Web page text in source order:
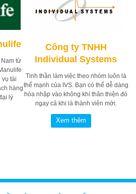
từ
vụ tài
hàng
lý
Công ty TNHH
Individual Systems
Tinh thần làm việc theo nhóm luôn là
thế mạnh của IVS. Bạn có thể dễ dàng
hòa nhập vào không khí thân thiện đó
ngay cả khi là thành viên mới.